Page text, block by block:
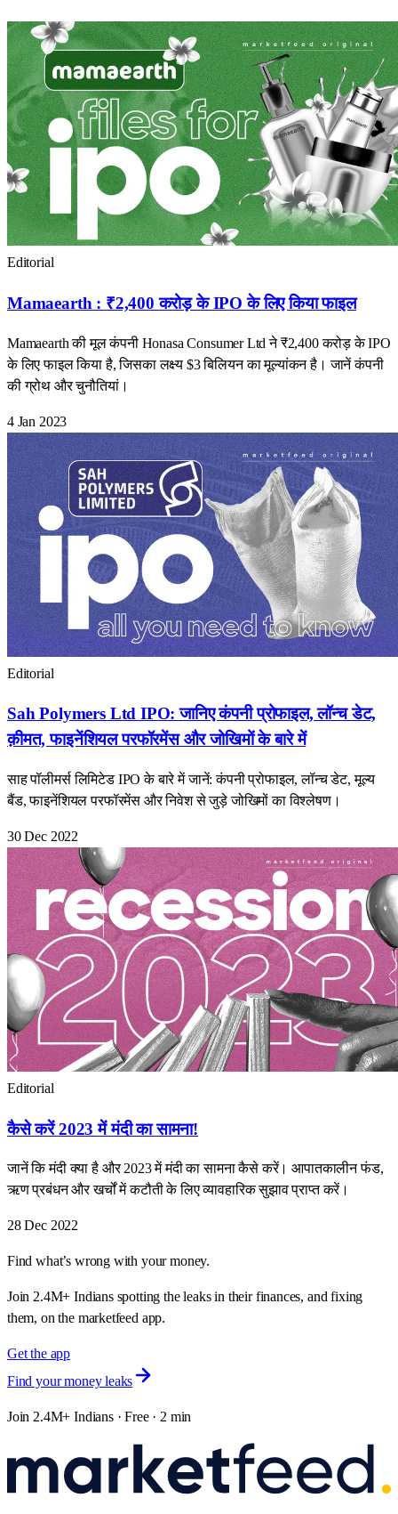
Editorial
Mamaearth : ₹2,400 करोड़ के IPO के लिए किया फाइल
Mamaearth की मूल कंपनी Honasa Consumer Ltd ने ₹2,400 करोड़ के IPO
के लिए फाइल किया है, जिसका लक्ष्य $3 बिलियन का मूल्यांकन है। जानें कंपनी
की ग्रोथ और चुनौतियां।
4 Jan 2023
Editorial
Sah Polymers Ltd IPO: जानिए कंपनी प्रोफाइल, लॉन्च डेट,
क़ीमत, फाइनेंशियल परफॉरमेंस और जोखिमों के बारे में
साह पॉलीमर्स लिमिटेड IPO के बारे में जानें: कंपनी प्रोफाइल, लॉन्च डेट, मूल्य
बैंड, फाइनेंशियल परफॉरमेंस और निवेश से जुड़े जोखिमों का विश्लेषण।
30 Dec 2022
Editorial
कैसे करें 2023 में मंदी का सामना!
जानें कि मंदी क्या है और 2023 में मंदी का सामना कैसे करें। आपातकालीन फंड,
ऋण प्रबंधन और खर्चों में कटौती के लिए व्यावहारिक सुझाव प्राप्त करें।
28 Dec 2022
Find what’s wrong with your money.
Join 2.4M+ Indians spotting the leaks in their finances, and fixing
them, on the marketfeed app.
Get the app
Find your money leaks
Join 2.4M+ Indians · Free · 2 min